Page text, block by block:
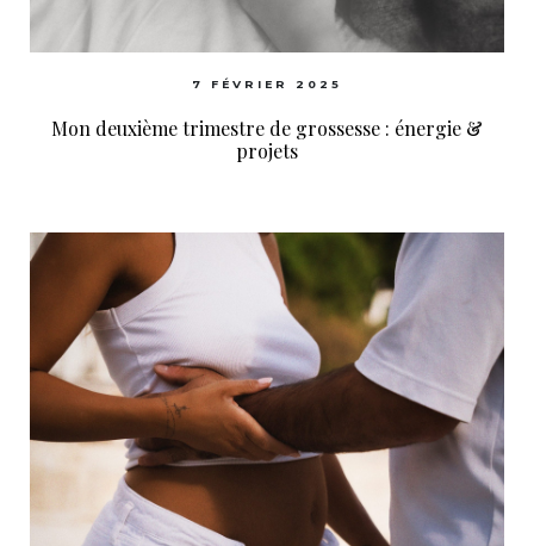
7 FÉVRIER 2025
Mon deuxième trimestre de grossesse : énergie &
projets